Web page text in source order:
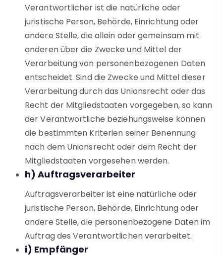
Verantwortlicher ist die natürliche oder
juristische Person, Behörde, Einrichtung oder
andere Stelle, die allein oder gemeinsam mit
anderen über die Zwecke und Mittel der
Verarbeitung von personenbezogenen Daten
entscheidet. Sind die Zwecke und Mittel dieser
Verarbeitung durch das Unionsrecht oder das
Recht der Mitgliedstaaten vorgegeben, so kann
der Verantwortliche beziehungsweise können
die bestimmten Kriterien seiner Benennung
nach dem Unionsrecht oder dem Recht der
Mitgliedstaaten vorgesehen werden.
h) Auftragsverarbeiter
Auftragsverarbeiter ist eine natürliche oder
juristische Person, Behörde, Einrichtung oder
andere Stelle, die personenbezogene Daten im
Auftrag des Verantwortlichen verarbeitet.
i) Empfänger